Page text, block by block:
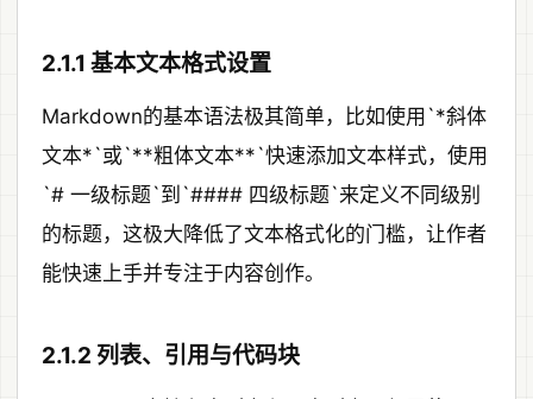
2.1.1 基本文本格式设置
Markdown的基本语法极其简单，比如使用`*斜体
文本*`或`**粗体文本**`快速添加文本样式，使用
`# 一级标题`到`#### 四级标题`来定义不同级别
的标题，这极大降低了文本格式化的门槛，让作者
能快速上手并专注于内容创作。
2.1.2 列表、引用与代码块